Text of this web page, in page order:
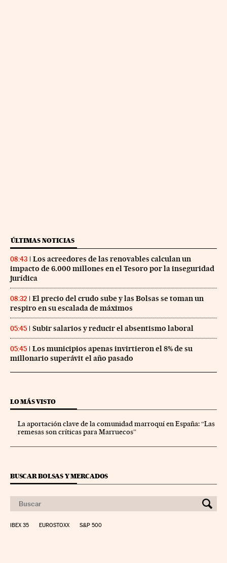
ÚLTIMAS NOTICIAS
08:43
Los acreedores de las renovables calculan un
impacto de 6.000 millones en el Tesoro por la inseguridad
jurídica
08:32
El precio del crudo sube y las Bolsas se toman un
respiro en su escalada de máximos
05:45 Subir salarios y reducir el absentismo laboral
05:45
Los municipios apenas invirtieron el 8% de su
millonario superávit el año pasado
LO MÁS VISTO
La aportación clave de la comunidad marroquí en España: “Las
remesas son críticas para Marruecos”
BUSCAR BOLSAS Y MERCADOS
IBEX 35 EUROSTOXX S&P 500